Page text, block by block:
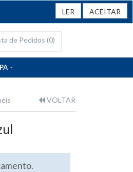
LER ACEITAR
de Pedidos (0)
VOLTAR